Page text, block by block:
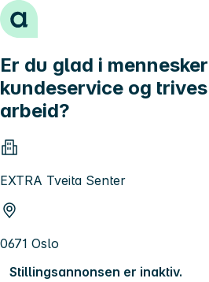
Hopp til innhold
Er du glad i
kundeservice og
arbeid?
EXTRA Tveita Senter
0671 Oslo
Stillingsannonsen er inaktiv.